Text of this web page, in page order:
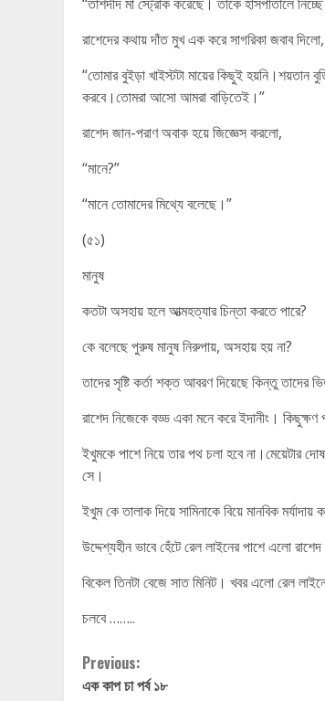
রাশেদের কথায় দাঁত মুখ এক করে সাগরিকা জবাব দিলো,
“তোমার বুইড়া খাইস্টটা মায়ের কিছুই হয়নি।শয়তান
করবে।তোমরা আসো আমরা বাড়িতেই।”
রাশেদ জান-পরাণ অবাক হয়ে জিজ্ঞেস করলো,
“মানে?”
“মানে তোমাদের মিথ্যে বলেছে।”
(৫১)
মানুষ
কতটা অসহায় হলে আত্মহত্যার চিন্তা করতে পারে?
কে বলেছে পুরুষ মানুষ নিরুপায়, অসহায় হয় না?
তাদের সৃষ্টি কর্তা শক্ত আবরণ দিয়েছে কিন্তু তাদের
রাশেদ নিজেকে বড্ড একা মনে করে ইদানীং। কিছুক্ষণ
ইখুমকে পাশে নিয়ে তার পথ চলা হবে না।মেয়েটার
সে।
ইখুম কে তালাক দিয়ে সামিনাকে বিয়ে মানবিক
উদ্দেশ্যহীন ভাবে হেঁটে রেল লাইনের পাশে এলো
বিকেল তিনটা বেজে সাত মিনিট। খবর এলো রেল
চলবে ……..
Continue
Previous:
এক কাপ চা পর্ব ১৮